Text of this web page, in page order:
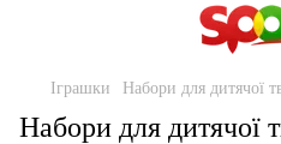
Іграшки Набори для дитячої
Набори для дитячої